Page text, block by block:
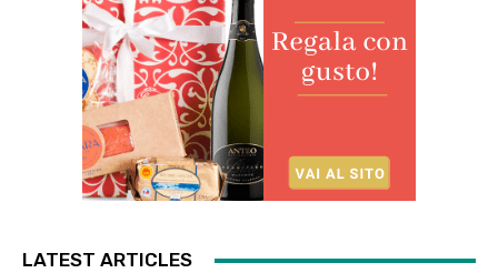
LATEST ARTICLES